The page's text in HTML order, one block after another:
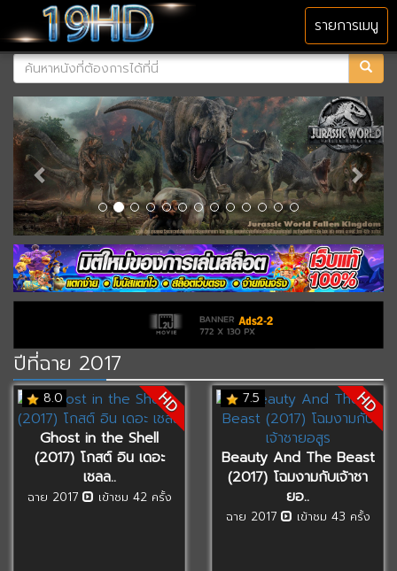
MENU
รายการเมนู
ปีที่ฉาย 2017
8.0 HD
Ghost in the Shell
(2017) โกสต์ อิน เดอะ
เชลล..
ฉาย 2017 เข้าชม 42 ครั้ง
7.5 HD
Beauty And The Beast
(2017) โฉมงามกับเจ้าชา
ยอ..
ฉาย 2017 เข้าชม 43 ครั้ง